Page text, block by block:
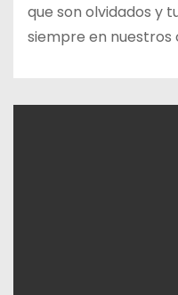
que son olvidados y
siempre en nuestros